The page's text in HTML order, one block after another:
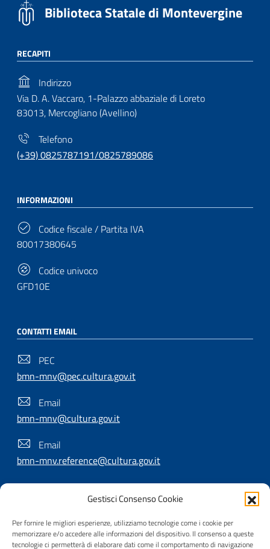
Gestisci Consenso Cookie
Per fornire le migliori esperienze, utilizziamo tecnologie come i cookie per
memorizzare e/o accedere alle informazioni del dispositivo. Il consenso a queste
tecnologie ci permetterà di elaborare dati come il comportamento di navigazione
Biblioteca Statale di Montevergine
RECAPITI
Indirizzo
Via D. A. Vaccaro, 1-Palazzo abbaziale di Loreto
83013, Mercogliano (Avellino)
Telefono
(+39) 0825787191/0825789086
INFORMAZIONI
Codice fiscale / Partita IVA
80017380645
Codice univoco
GFD10E
CONTATTI EMAIL
PEC
bmn-mnv@pec.cultura.gov.it
Email
bmn-mnv@cultura.gov.it
Email
bmn-mnv.reference@cultura.gov.it